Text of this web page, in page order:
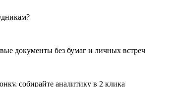
документы без бумаг и личных встреч
собирайте аналитику в 2 клика